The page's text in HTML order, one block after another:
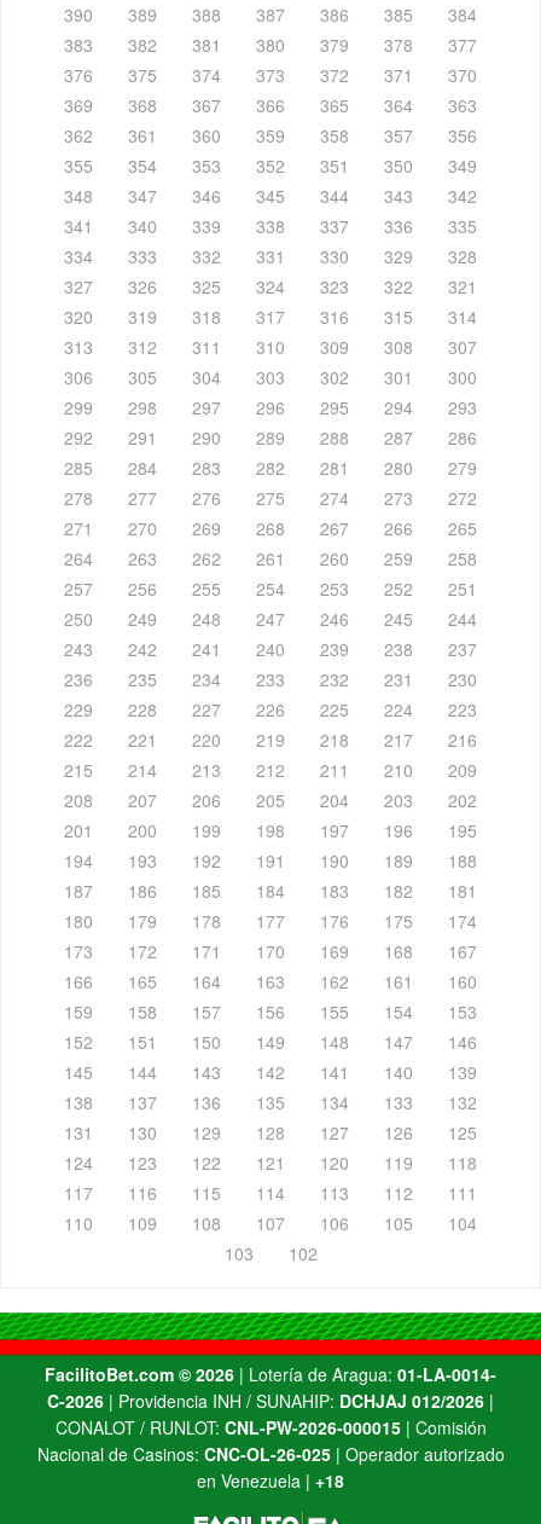
390
389 388 387 386 385
384
383
382 381 380 379 378
377
376
375 374 373 372 371
370
369
368 367 366 365 364
363
362
361 360 359 358 357
356
355
354 353 352 351 350
349
348
347 346 345 344 343
342
341
340 339 338 337 336
335
334
333 332 331 330 329
328
327
326 325 324 323 322
321
320
319 318 317 316 315
314
313
312 311 310 309 308
307
306
305 304 303 302 301
300
299
298 297 296 295 294
293
292
291 290 289 288 287
286
285
284 283 282 281 280
279
278
277 276 275 274 273
272
271
270 269 268 267 266
265
264
263 262 261 260 259
258
257
256 255 254 253 252
251
250
249 248 247 246 245
244
243
242 241 240 239 238
237
236
235 234 233 232 231
230
229
228 227 226 225 224
223
222
221 220 219 218 217
216
215
214 213 212 211 210
209
208
207 206 205 204 203
202
201
200 199 198 197 196
195
194
193 192 191 190 189
188
187
186 185 184 183 182
181
180
179 178 177 176 175
174
173
172 171 170 169 168
167
166
165 164 163 162 161
160
159
158 157 156 155 154
153
152
151 150 149 148 147
146
145
144 143 142 141 140
139
138
137 136 135 134 133
132
131
130 129 128 127 126
125
124
123 122 121 120 119
118
117
116 115 114 113 112
111
110
109 108 107 106 105
104
103
102
FacilitoBet.com ©️ 2026 | Lotería de Aragua: 01-LA-0014-
C-2026 | Providencia INH / SUNAHIP: DCHJAJ 012/2026 |
CONALOT / RUNLOT: CNL-PW-2026-000015| Comisión
Nacional de Casinos: CNC-OL-26-025| Operador autorizado
en Venezuela | +18